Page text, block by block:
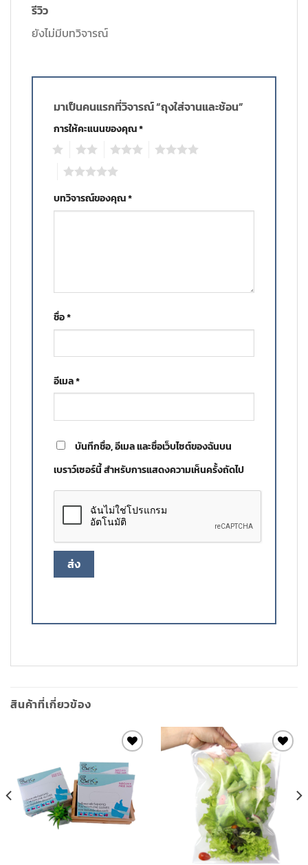
รีวิว
ยังไม่มีบทวิจารณ์
มาเป็นคนแรกที่วิจารณ์ “ถุงใส่จานและช้อน”
การให้คะแนนของคุณ*
บทวิจารณ์ของคุณ*
ชื่อ*
อีเมล*
บันทึกชื่อ, อีเมล และชื่อเว็บไซต์ของฉันบน
เบราว์เซอร์นี้ สำหรับการแสดงความเห็นครั้งถัดไป
สินค้าที่เกี่ยวข้อง
Add to
wishlist
Add to
wishlist